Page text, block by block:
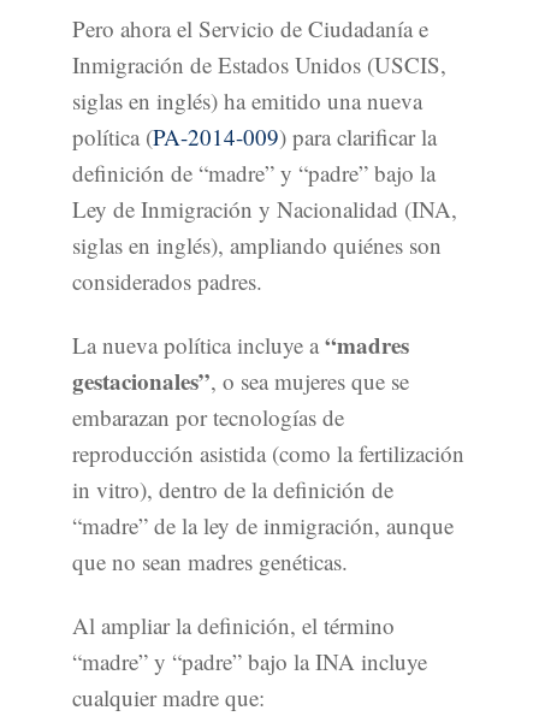
Pero ahora el Servicio de Ciudadanía e
Inmigración de Estados Unidos (USCIS,
siglas en inglés) ha emitido una nueva
política (PA-2014-009) para clarificar la
definición de “madre” y “padre” bajo la
Ley de Inmigración y Nacionalidad (INA,
siglas en inglés), ampliando quiénes son
considerados padres.
La nueva política incluye a “madres
gestacionales”, o sea mujeres que se
embarazan por tecnologías de
reproducción asistida (como la fertilización
in vitro), dentro de la definición de
“madre” de la ley de inmigración, aunque
que no sean madres genéticas.
Al ampliar la definición, el término
“madre” y “padre” bajo la INA incluye
cualquier madre que: